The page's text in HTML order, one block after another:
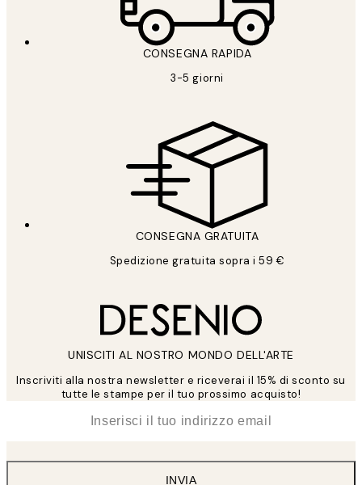
CONSEGNA RAPIDA
3-5 giorni
CONSEGNA GRATUITA
Spedizione gratuita sopra i 59 €
UNISCITI AL NOSTRO MONDO DELL'ARTE
Inscriviti alla nostra newsletter e riceverai il 15% di sconto su
tutte le stampe per il tuo prossimo acquisto!
INVIA